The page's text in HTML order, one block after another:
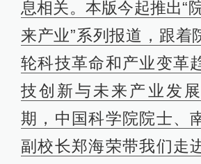
息相关。本版今起推出“
来产业”系列报道，跟着
轮科技革命和产业变革
技创新与未来产业发
期，中国科学院院士、
副校长郑海荣带我们走